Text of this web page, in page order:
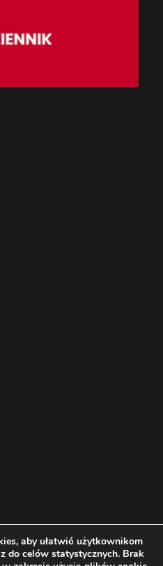
aby ułatwić użytkownikom
do celów statystycznych. Brak